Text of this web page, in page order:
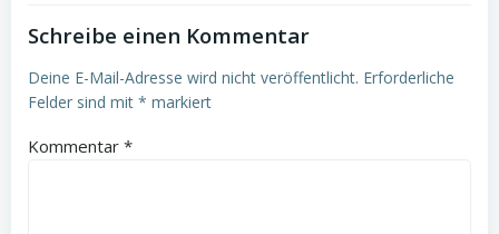
Schreibe einen Kommentar
Deine E-Mail-Adresse wird nicht veröffentlicht. Erforderliche
Felder sind mit * markiert
Kommentar *